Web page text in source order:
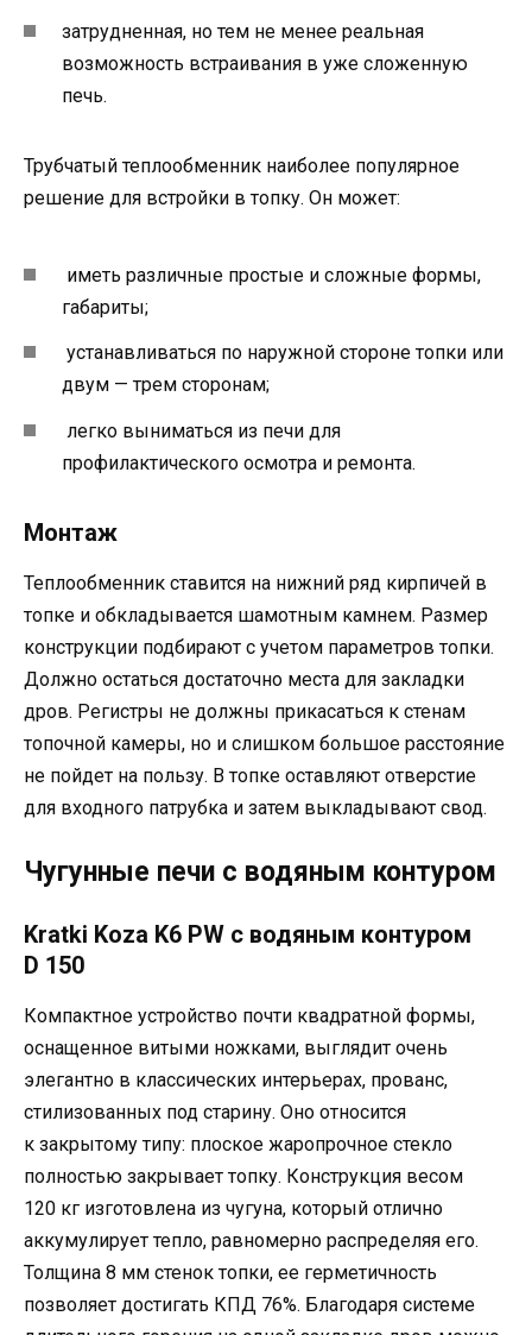
затрудненная, но тем не менее реальная
возможность встраивания в уже сложенную
печь.
Трубчатый теплообменник наиболее популярное
решение для встройки в топку. Он может:
иметь различные простые и сложные формы,
габариты;
устанавливаться по наружной стороне топки или
двум — трем сторонам;
легко выниматься из печи для
профилактического осмотра и ремонта.
Монтаж
Теплообменник ставится на нижний ряд кирпичей в
топке и обкладывается шамотным камнем. Размер
конструкции подбирают с учетом параметров топки.
Должно остаться достаточно места для закладки
дров. Регистры не должны прикасаться к стенам
топочной камеры, но и слишком большое расстояние
не пойдет на пользу. В топке оставляют отверстие
для входного патрубка и затем выкладывают свод.
Чугунные печи с водяным контуром
Kratki Koza K6 PW с водяным контуром
D 150
Компактное устройство почти квадратной формы,
оснащенное витыми ножками, выглядит очень
элегантно в классических интерьерах, прованс,
стилизованных под старину. Оно относится
к закрытому типу: плоское жаропрочное стекло
полностью закрывает топку. Конструкция весом
120 кг изготовлена из чугуна, который отлично
аккумулирует тепло, равномерно распределяя его.
Толщина 8 мм стенок топки, ее герметичность
позволяет достигать КПД 76%. Благодаря системе